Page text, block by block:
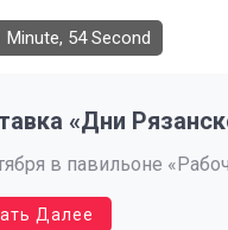
Minute, 54 Second
«Дни
в павильоне
Далее